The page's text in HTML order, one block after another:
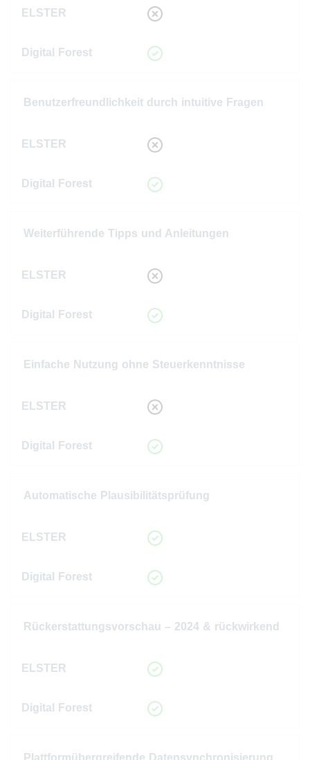
Benutzerfreundlichkeit durch intuitive Fragen
Weiterführende Tipps und Anleitungen
Einfache Nutzung ohne Steuerkenntnisse
Automatische Plausibilitätsprüfung
Rückerstattungsvorschau – 2024 & rückwirkend
Plattformübergreifende Datensynchronisierung